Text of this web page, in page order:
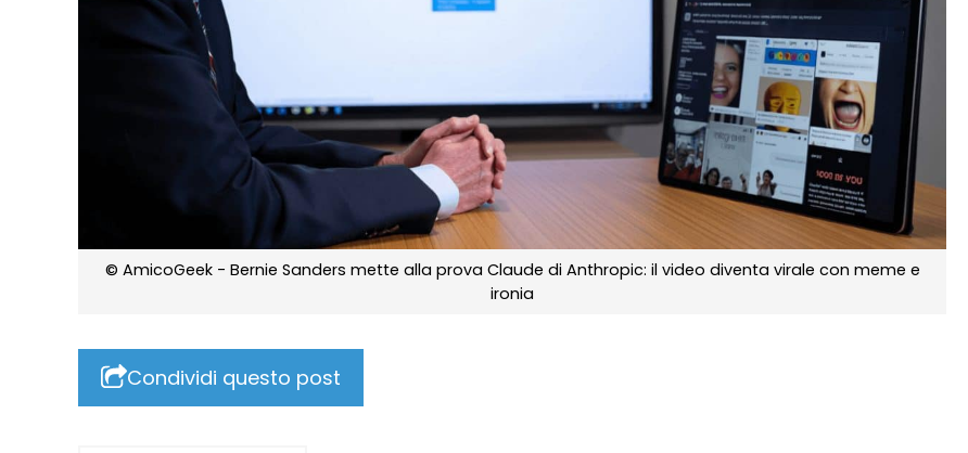
© AmicoGeek - Bernie Sanders mette alla prova Claude di Anthropic: il video diventa virale con meme e
ironia
Condividi questo post